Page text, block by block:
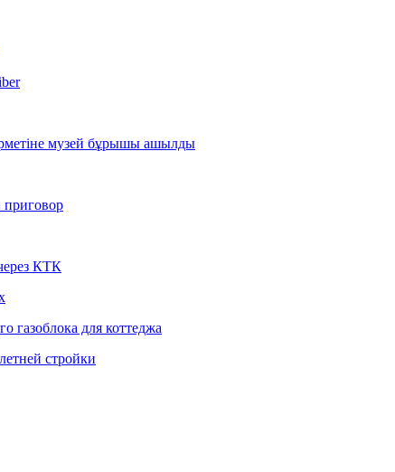
музей бұрышы ашылды
приговор
КТК
газоблока для коттеджа
стройки